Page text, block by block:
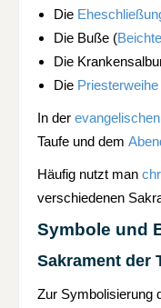
Die
Die Buße (Beichte
Die
Die Priesterweihe
In der
Taufe und dem
Häufig nutzt man
verschiedenen
Symbole und
Sakrament der
Zur Symbolisierung